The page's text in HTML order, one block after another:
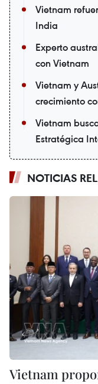
Vietnam
India
Experto
con Vietnam
Vietnam y
crecimiento
Vietnam
Estratégica
NOTICIAS
Vietnam